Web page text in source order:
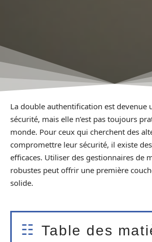
La double authentification est devenue
sécurité, mais elle n’est pas toujours
monde. Pour ceux qui cherchent des
compromettre leur sécurité, il existe
efficaces. Utiliser des gestionnaires de
robustes peut offrir une première
solide.
Table des